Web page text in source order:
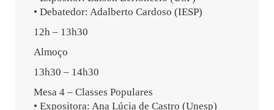
• Debatedor: Adalberto Cardoso (IESP)
12h – 13h30
Almoço
13h30 – 14h30
Mesa 4 – Classes Populares
• Expositora: Ana Lúcia de Castro (Unesp)